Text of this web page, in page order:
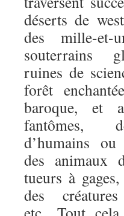
déserts de
des mille-et-
souterrains
ruines de
forêt
baroque, et
fantômes,
d’humains
des animaux
tueurs à
des